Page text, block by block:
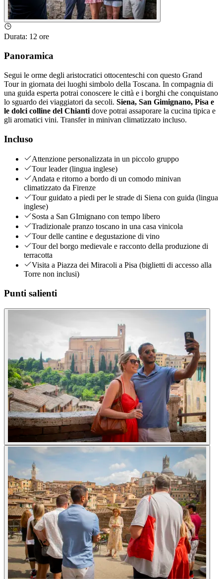
Durata: 12 ore
Panoramica
Segui le orme degli aristocratici ottocenteschi con questo Grand
Tour in giornata dei luoghi simbolo della Toscana. In compagnia di
una guida esperta potrai conoscere le città e i borghi che conquistano
lo sguardo dei viaggiatori da secoli. Siena, San Gimignano, Pisa e
le dolci colline del Chianti dove potrai assaporare la cucina tipica e
gli aromatici vini. Transfer in minivan climatizzato incluso.
Incluso
Attenzione personalizzata in un piccolo gruppo
Tour leader (lingua inglese)
Andata e ritorno a bordo di un comodo minivan
climatizzato da Firenze
Tour guidato a piedi per le strade di Siena con guida (lingua
inglese)
Sosta a San GImignano con tempo libero
Tradizionale pranzo toscano in una casa vinicola
Tour delle cantine e degustazione di vino
Tour del borgo medievale e racconto della produzione di
terracotta
Visita a Piazza dei Miracoli a Pisa (biglietti di accesso alla
Torre non inclusi)
Punti salienti